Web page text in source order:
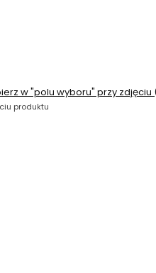
w "polu wyboru" przy zdjęciu
produktu